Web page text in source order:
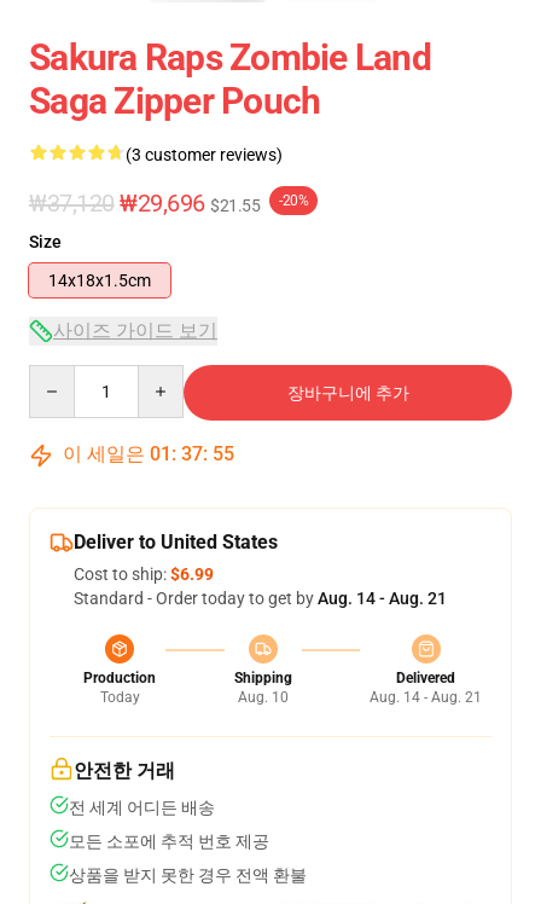
Sakura Raps Zombie Land
Saga Zipper Pouch
(3 customer reviews)
₩37,120₩29,696 $21.55 -20%
Size
14x18x1.5cm
사이즈 가이드 보기
장바구니에 추가
이 세일은 01 : 37: 54
Deliver to United States
Cost to ship:$6.99
Standard - Order today to get byAug. 14 - Aug. 21
Production
Today
Shipping
Aug. 10
Delivered
Aug. 14 - Aug. 21
안전한 거래
전 세계 어디든 배송
모든 소포에 추적 번호 제공
상품을 받지 못한 경우 전액 환불